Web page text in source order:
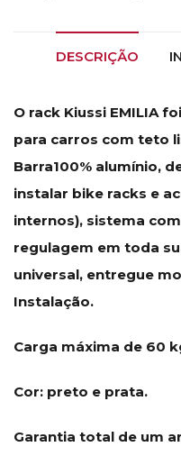
DESCRIÇÃO
O rack Kiussi EMILIA
para carros com teto
Barra100% alumínio,
instalar bike racks e
internos), sistema
regulagem em toda
universal, entregue
Instalação.
Carga máxima de 60
Cor: preto e prata.
Garantia total de um